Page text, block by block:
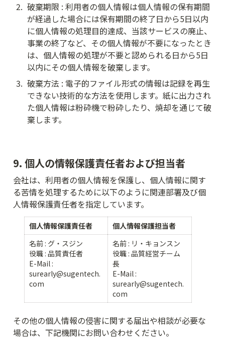
2. 破棄期限 : 利用者の個人情報は個人情報の保有期間
が経過した場合には保有期間の終了日から5日以内
に個人情報の処理目的達成、当該サービスの廃止、
事業の終了など、その個人情報が不要になったとき
は、個人情報の処理が不要と認められる日から5日
以内にその個人情報を破棄します。
3. 破棄方法 : 電子的ファイル形式の情報は記録を再生
できない技術的な方法を使用します。紙に出力され
た個人情報は粉砕機で粉砕したり、焼却を通じて破
棄します。
9. 個人の情報保護責任者および担当者
会社は、利用者の個人情報を保護し、個人情報に関す
る苦情を処理するために以下のように関連部署及び個
人情報保護責任者を指定しています。
個人情報保護責任者
個人情報保護担当者
名前 : グ・スジン
役職 : 品質責任者
E-Mail :
surearly@sugentech.
com
名前 : リ・キョンスン
役職 : 品質経営チーム
長
E-Mail :
surearly@sugentech.
com
その他の個人情報の侵害に関する届出や相談が必要な
場合は、下記機関にお問い合わせください。